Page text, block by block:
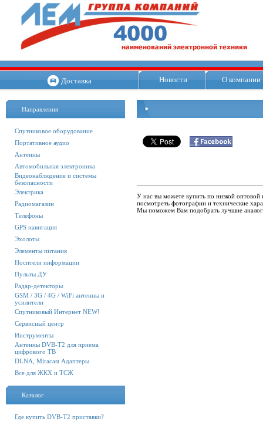
Доставка Новости О компании
Направления
Спутниковое оборудование
Портативное аудио
Антенны
Автомобильная электроника
Видеонаблюдение и системы
безопасности
Электрика
Радиомагазин
Телефоны
GPS навигация
Эхолоты
Элементы питания
Носители информации
Пульты ДУ
Радар-детекторы
GSM / 3G / 4G / WiFi антенны и
усилители
Спутниковый Интернет NEW!
Сервисный центр
Инструменты
Антенны DVB-T2 для приема
цифрового ТВ
DLNA, Miracast Адаптеры
Все для ЖКХ и ТСЖ
Каталог
Где купить DVB-T2 приставки?
У нас вы можете купить по низкой
посмотреть фотографии и технические
Мы поможем Вам подобрать лучшие